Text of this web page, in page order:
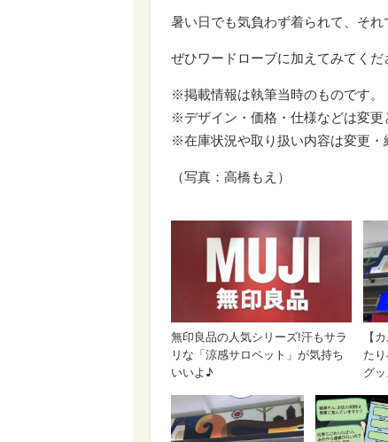
暑い日でも気負わず着られて、それ
ぜひワードローブに加えてみてくだ
※掲載情報は執筆当時のものです。
※デザイン・価格・仕様などは変更
※在庫状況や取り扱い内容は変更・
（写真：高橋もえ）